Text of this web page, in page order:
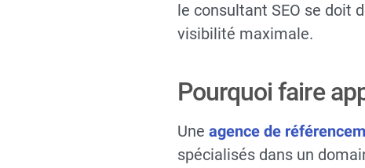
le consultant SEO se doit
visibilité maximale.
Pourquoi faire
Une agence de
spécialisés dans un